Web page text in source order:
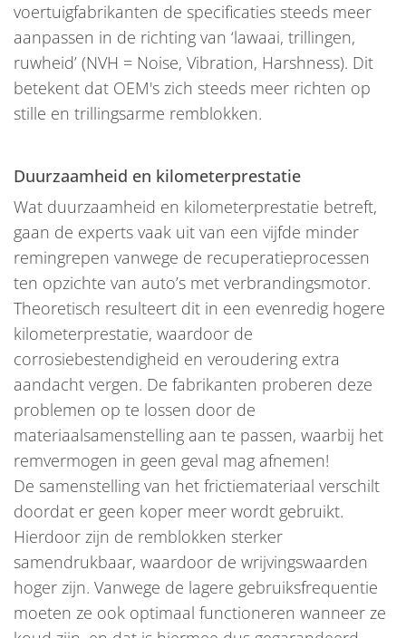
voertuigfabrikanten de specificaties steeds meer
aanpassen in de richting van ‘lawaai, trillingen,
ruwheid’ (NVH = Noise, Vibration, Harshness). Dit
betekent dat OEM's zich steeds meer richten op
stille en trillingsarme remblokken.
Duurzaamheid en kilometerprestatie
Wat duurzaamheid en kilometerprestatie betreft,
gaan de experts vaak uit van een vijfde minder
remingrepen vanwege de recuperatieprocessen
ten opzichte van auto’s met verbrandingsmotor.
Theoretisch resulteert dit in een evenredig hogere
kilometerprestatie, waardoor de
corrosiebestendigheid en veroudering extra
aandacht vergen. De fabrikanten proberen deze
problemen op te lossen door de
materiaalsamenstelling aan te passen, waarbij het
remvermogen in geen geval mag afnemen!
De samenstelling van het frictiemateriaal verschilt
doordat er geen koper meer wordt gebruikt.
Hierdoor zijn de remblokken sterker
samendrukbaar, waardoor de wrijvingswaarden
hoger zijn. Vanwege de lagere gebruiksfrequentie
moeten ze ook optimaal functioneren wanneer ze